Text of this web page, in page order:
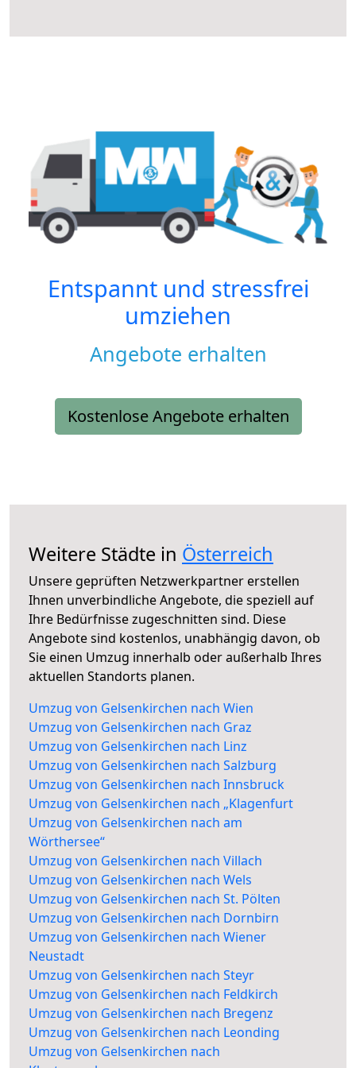
Entspannt und stressfrei
umziehen
Angebote erhalten
Kostenlose Angebote erhalten
Weitere Städte in Österreich
Unsere geprüften Netzwerkpartner erstellen
Ihnen unverbindliche Angebote, die speziell auf
Ihre Bedürfnisse zugeschnitten sind. Diese
Angebote sind kostenlos, unabhängig davon, ob
Sie einen Umzug innerhalb oder außerhalb Ihres
aktuellen Standorts planen.
Umzug von Gelsenkirchen nach Wien
Umzug von Gelsenkirchen nach Graz
Umzug von Gelsenkirchen nach Linz
Umzug von Gelsenkirchen nach Salzburg
Umzug von Gelsenkirchen nach Innsbruck
Umzug von Gelsenkirchen nach „Klagenfurt
Umzug von Gelsenkirchen nach am
Wörthersee“
Umzug von Gelsenkirchen nach Villach
Umzug von Gelsenkirchen nach Wels
Umzug von Gelsenkirchen nach St. Pölten
Umzug von Gelsenkirchen nach Dornbirn
Umzug von Gelsenkirchen nach Wiener
Neustadt
Umzug von Gelsenkirchen nach Steyr
Umzug von Gelsenkirchen nach Feldkirch
Umzug von Gelsenkirchen nach Bregenz
Umzug von Gelsenkirchen nach Leonding
Umzug von Gelsenkirchen nach